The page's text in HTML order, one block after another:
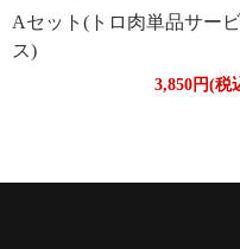
Aセット(トロ肉単品サービ
ス)
3,850円(税